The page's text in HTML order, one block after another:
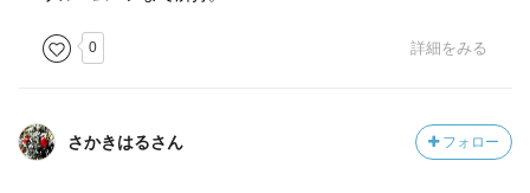
0 詳細をみる
さかきはるさん フォロー